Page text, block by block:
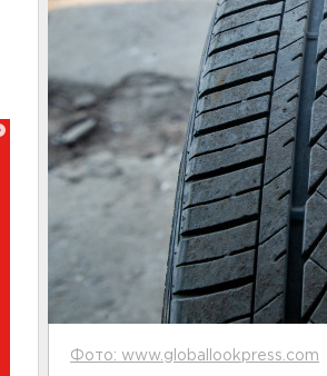
Фото: www.globallookpress.com